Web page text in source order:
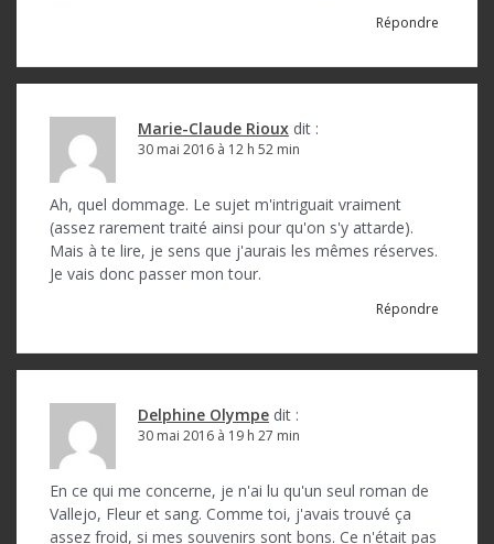
e
Répondre
Marie-Claude Rioux dit :
30 mai 2016 à 12 h 52 min
Ah, quel dommage. Le sujet m'intriguait vraiment
(assez rarement traité ainsi pour qu'on s'y attarde).
Mais à te lire, je sens que j'aurais les mêmes réserves.
Je vais donc passer mon tour.
Répondre
Delphine Olympe dit :
30 mai 2016 à 19 h 27 min
En ce qui me concerne, je n'ai lu qu'un seul roman de
Vallejo, Fleur et sang. Comme toi, j'avais trouvé ça
assez froid, si mes souvenirs sont bons. Ce n'était pas